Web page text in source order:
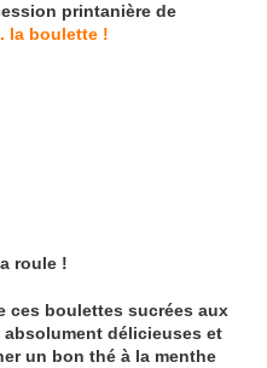
printanière de
la boulette !
roule !
ces boulettes sucrées aux
délicieuses et
un bon thé à la menthe